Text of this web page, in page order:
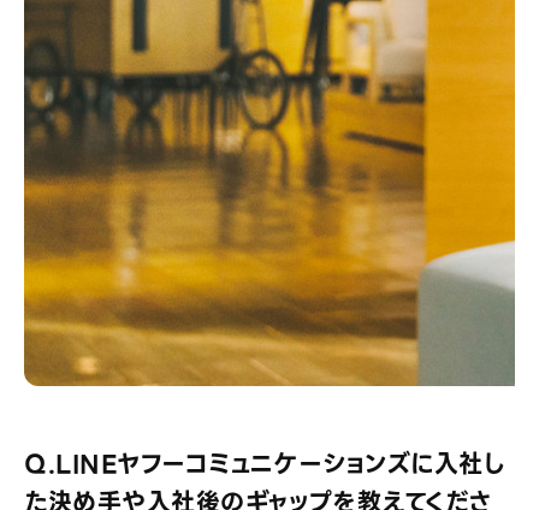
Q.LINEヤフーコミュニケーションズに入社し